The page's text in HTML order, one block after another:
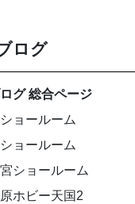
ログ
グ 総合ページ
ョールーム
ョールーム
ショールーム
ホビー天国2